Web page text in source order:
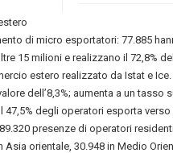
di micro esportatori: 77.885
15 milioni e realizzano il 72,8%
estero realizzato da Istat e Ice.
dell’8,3%; aumenta a un tasso
47,5% degli operatori esporta verso
presenze di operatori
orientale, 30.948 in Medio